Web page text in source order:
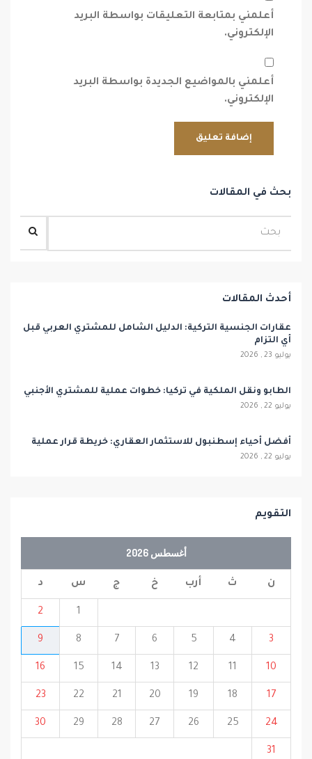
أعلمني بمتابعة التعليقات بواسطة البريد
الإلكتروني.
أعلمني بالمواضيع الجديدة بواسطة البريد
الإلكتروني.
بحث في المقالات
أحدث المقالات
عقارات الجنسية التركية: الدليل الشامل للمشتري العربي قبل
أي التزام
يوليو 23 , 2026
الطابو ونقل الملكية في تركيا: خطوات عملية للمشتري الأجنبي
يوليو 22 , 2026
أفضل أحياء إسطنبول للاستثمار العقاري: خريطة قرار عملية
يوليو 22 , 2026
التقويم
أغسطس 2026
ن ث أرب خ ج س د
1
2
3
4
5
6
7
8
9
10
11
12
13
14
15
16
17
18
19
20
21
22
23
24
25
26
27
28
29
30
31